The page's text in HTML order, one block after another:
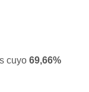
cuyo 69,66%